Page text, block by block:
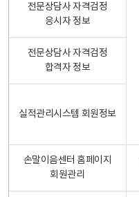
전문상담사 자격검정
응시자 정보
전문상담사 자격검정
합격자 정보
실적관리시스템 회원정보
손말이음센터 홈페이지
회원관리